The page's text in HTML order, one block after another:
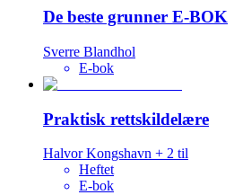
De beste grunner E-BOK
Sverre Blandhol
E-bok
Praktisk rettskildelære
Halvor Kongshavn + 2 til
Heftet
E-bok